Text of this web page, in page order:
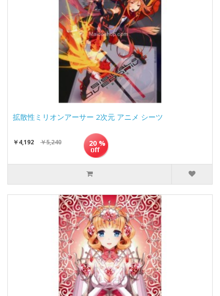
拡散性ミリオンアーサー 2次元 アニメ シーツ
￥4,192 ￥5,240 20 %